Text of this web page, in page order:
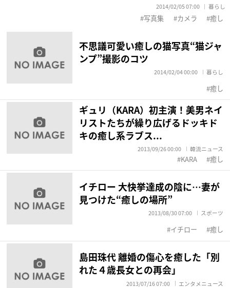
2014/02/05 07:00 暮らし
写真集 カメラ 癒し
不思議可愛い癒しの猫写真“猫ジャ
ンプ”撮影のコツ
2014/02/04 00:00 暮らし
癒し
ギュリ（KARA）初主演！美男ネイ
リストたちが繰り広げるドッキド
キの癒し系ラブス...
2013/09/26 00:00 韓流ニュース
KARA 癒し
イチロー 大快挙達成の陰に…妻が
見つけた“癒しの場所”
2013/08/30 07:00 スポーツ
イチロー 癒し
島田珠代 離婚の傷心を癒した「別
れた４歳長女との再会」
2013/07/16 07:00 エンタメニュース